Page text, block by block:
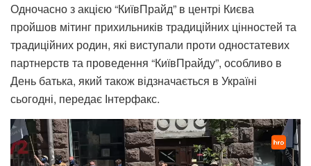
Одночасно з акцією “КиївПрайд” в центрі Києва
пройшов мітинг прихильників традиційних цінностей та
традиційних родин, які виступали проти одностатевих
партнерств та проведення “КиївПрайду”, особливо в
День батька, який також відзначається в Україні
сьогодні, передає Інтерфакс.